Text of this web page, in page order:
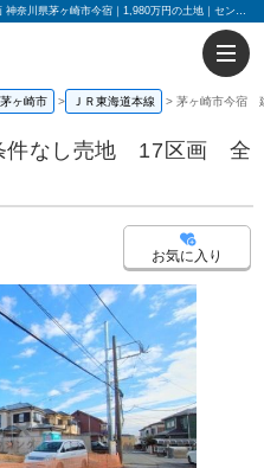
茅ヶ崎市今宿 建築条件なし売地 17区画 全18区画 神奈川県茅ヶ崎市今宿｜1,980万円の土地｜センチュリー21富士ハウジング
茅ヶ崎市 ＪＲ東海道本線 茅ヶ崎市今宿
件なし売地 17区画 全
お気に入り